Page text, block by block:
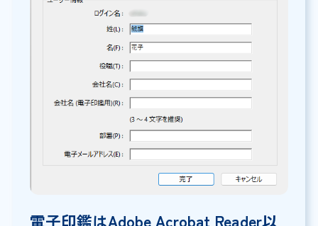
電子印鑑はAdobe Acrobat Reader以